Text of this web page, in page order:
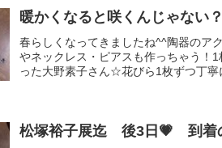
暖かくなると咲くんじゃない
春らしくなってきましたね^^陶器のア
やネックレス・ピアスも作っちゃう！
った大野素子さん☆花びら1枚ずつ丁
松塚裕子展迄 後3日💗 到着